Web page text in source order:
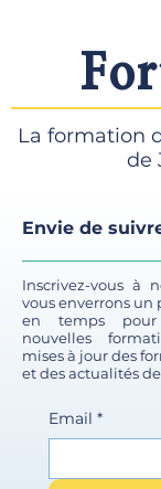
La formation
de
Envie de
Inscrivez-vous à
vous enverrons un
en temps
nouvelles
mises à jour des
et des actualités
Email *